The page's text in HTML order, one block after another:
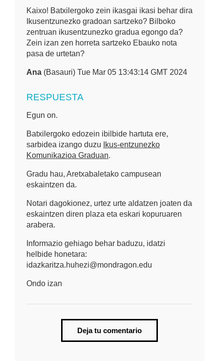
Kaixo! Batxilergoko zein ikasgai ikasi behar dira
Ikusentzunezko gradoan sartzeko? Bilboko
zentruan ikusentzunezko gradua egongo da?
Zein izan zen horreta sartzeko Ebauko nota
pasa de urtetan?
Ana (Basauri) Tue Mar 05 13:43:14 GMT 2024
RESPUESTA
Egun on.
Batxilergoko edozein ibilbide hartuta ere,
sarbidea izango duzu
Ikus-entzunezko
Komunikazioa Graduan.
Gradu hau, Aretxabaletako campusean
eskaintzen da.
Notari dagokionez, urtez urte aldatzen joaten da
eskaintzen diren plaza eta eskari kopuruaren
arabera.
Informazio gehiago behar baduzu, idatzi
helbide honetara:
idazkaritza.huhezi@mondragon.edu
Ondo izan
Deja tu comentario